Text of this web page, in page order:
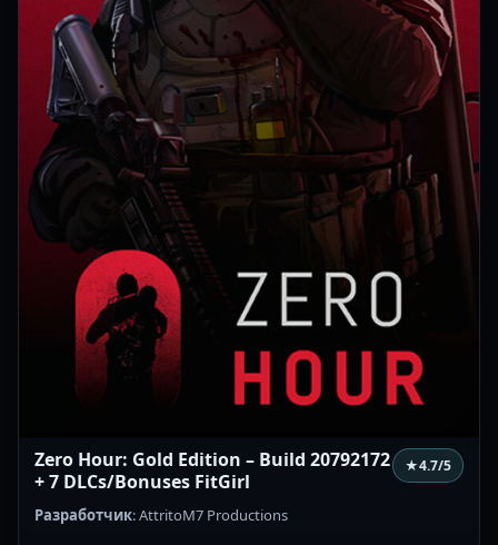
Zero Hour: Gold Edition – Build 20792172
+ 7 DLCs/Bonuses FitGirl
★4.7/5
Разработчик: AttritoM7 Productions